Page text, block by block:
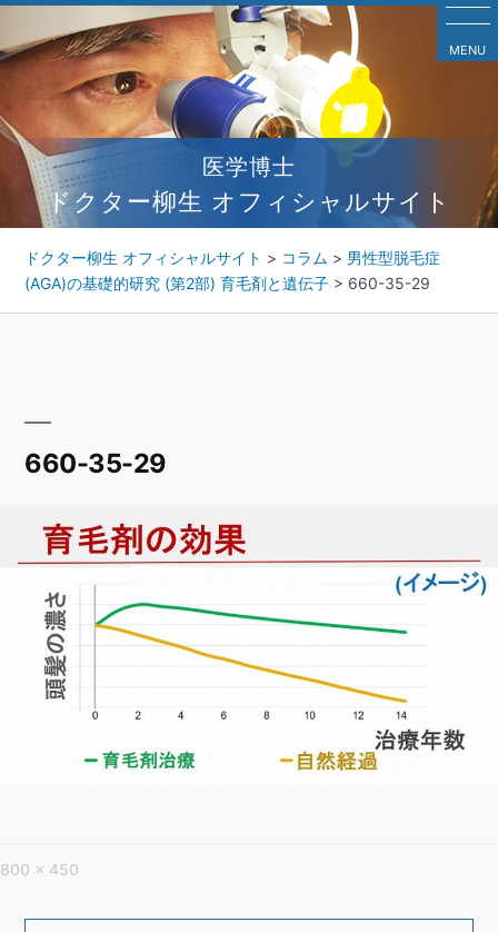
コ
テ
ツ
へ
医学博士
ドクター柳生 オフィシャルサイト
ドクター柳生 オフィシャルサイト > コラム > 男性型脱毛症
(AGA)の基礎的研究 (第2部) 育毛剤と遺伝子 > 660-35-29
660-35-29
フ
800 × 450
MENU